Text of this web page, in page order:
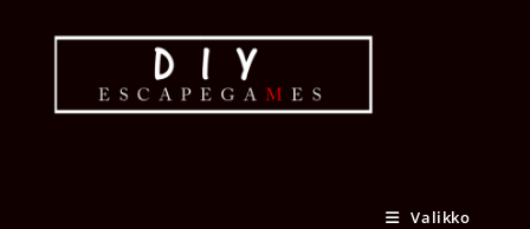
suoraan
Valikko